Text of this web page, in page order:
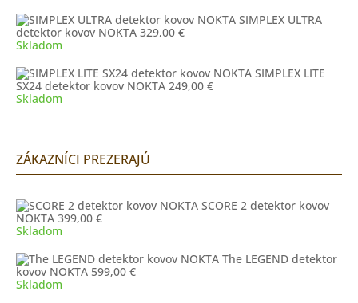
SIMPLEX ULTRA
detektor kovov NOKTA 329,00 €
Skladom
SIMPLEX LITE
SX24 detektor kovov NOKTA 249,00 €
Skladom
ZÁKAZNÍCI PREZERAJÚ
SCORE 2 detektor kovov
NOKTA 399,00 €
Skladom
The LEGEND detektor
kovov NOKTA 599,00 €
Skladom